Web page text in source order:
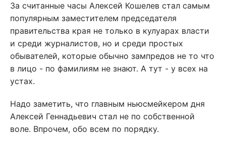
За считанные часы Алексей Кошелев стал самым
популярным заместителем председателя
правительства края не только в кулуарах власти
и среди журналистов, но и среди простых
обывателей, которые обычно зампредов не то что
в лицо - по фамилиям не знают. А тут - у всех на
устах.
Надо заметить, что главным ньюсмейкером дня
Алексей Геннадьевич стал не по собственной
воле. Впрочем, обо всем по порядку.